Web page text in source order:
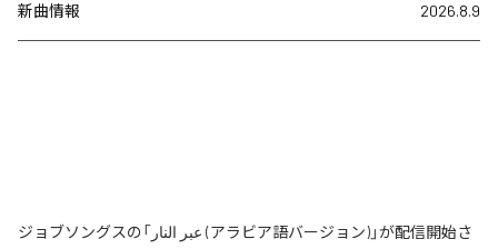
新曲情報 2026.8.9
ジョブソングスの「عبر النار (アラビア語バージョン)」が配信開始さ